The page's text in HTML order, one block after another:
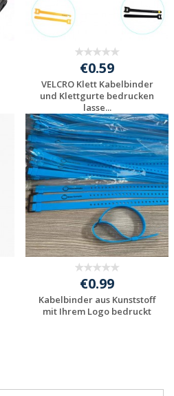
€0.59
VELCRO Klett Kabelbinder
und Klettgurte bedrucken
lasse...
Individuelles
Angebot anfordern
€0.99
Kabelbinder aus Kunststoff
mit Ihrem Logo bedruckt